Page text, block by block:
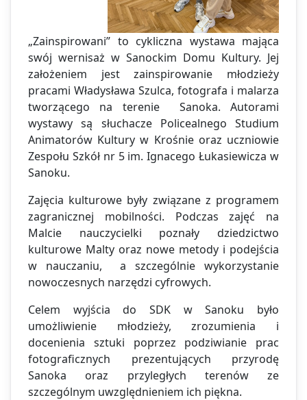
„Zainspirowani” to cykliczna wystawa mająca
swój wernisaż w Sanockim Domu Kultury. Jej
założeniem jest zainspirowanie młodzieży
pracami Władysława Szulca, fotografa i malarza
tworzącego na terenie Sanoka. Autorami
wystawy są słuchacze Policealnego Studium
Animatorów Kultury w Krośnie oraz uczniowie
Zespołu Szkół nr 5 im. Ignacego Łukasiewicza w
Sanoku.
Zajęcia kulturowe były związane z programem
zagranicznej mobilności. Podczas zajęć na
Malcie nauczycielki poznały dziedzictwo
kulturowe Malty oraz nowe metody i podejścia
w nauczaniu, a szczególnie wykorzystanie
nowoczesnych narzędzi cyfrowych.
Celem wyjścia do SDK w Sanoku było
umożliwienie młodzieży, zrozumienia i
docenienia sztuki poprzez podziwianie prac
fotograficznych prezentujących przyrodę
Sanoka oraz przyległych terenów ze
szczególnym uwzględnieniem ich piękna.